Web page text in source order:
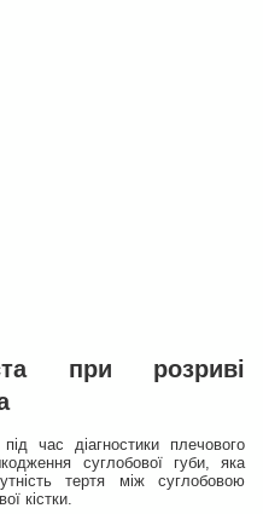
при розриві
час діагностики плечового
суглобової губи, яка
тертя між суглобовою
кістки.